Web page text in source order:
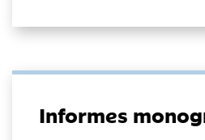
Informes